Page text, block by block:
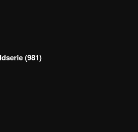
(981)